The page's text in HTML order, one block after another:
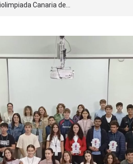
Canaria de...